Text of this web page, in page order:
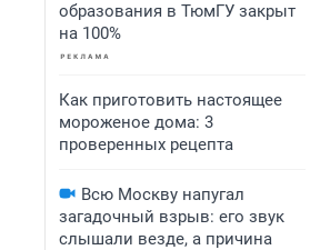
образования в ТюмГУ закрыт
на 100%
Как приготовить настоящее
мороженое дома: 3
проверенных рецепта
Всю Москву напугал
загадочный взрыв: его звук
слышали везде, а причина